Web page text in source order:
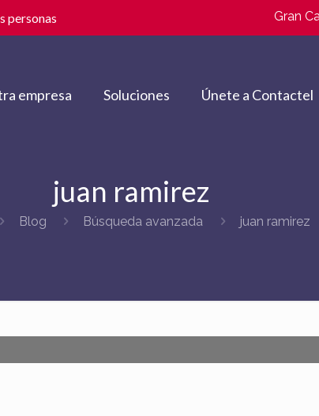
personas Gran
empresa Soluciones Únete a Contactel
juan ramirez
Blog Búsqueda avanzada juan ramirez